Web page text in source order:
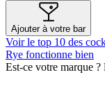
Ajouter à votre bar
Voir le top 10 des
Rye fonctionne bien
Est-ce votre marque